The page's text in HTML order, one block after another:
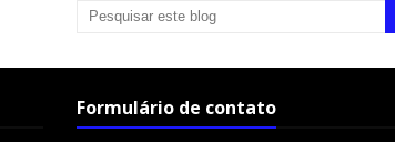
Formulário de contato